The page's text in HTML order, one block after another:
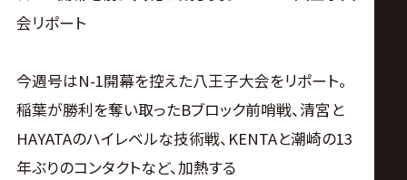
ノ
ア
公
会リポート
今週号はN-1開幕を控えた八王子大会をリポート。
稲葉が勝利を奪い取ったBブロック前哨戦、清宮と
HAYATAのハイレベルな技術戦、KENTAと潮崎の13
年ぶりのコンタクトなど、加熱する